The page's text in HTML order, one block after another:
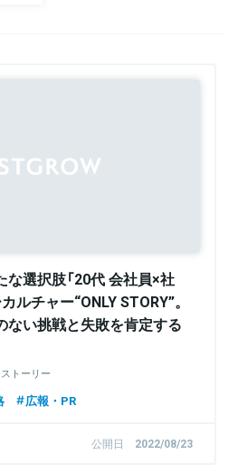
選択肢「20代 会社員×社
ルチャー“ONLY STORY”。
ない挑戦と失敗を肯定する
トーリー
広報・PR
公開日 2022/08/23